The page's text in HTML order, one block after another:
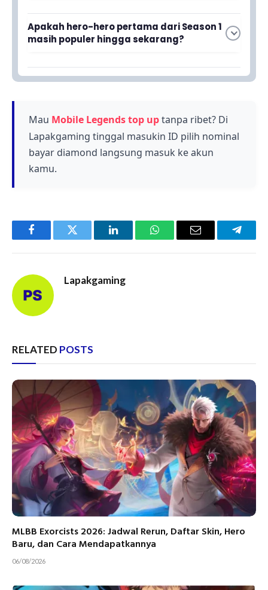
Saat ini ada lebih dari 100 hero yang bisa dipilih
pemain di Mobile Legends.
Apakah hero-hero pertama dari Season 1
masih populer hingga sekarang?
Ya, beberapa hero pertama Mobile Legends
Mau Mobile Legends top uptanpa ribet? Di
Lapakgaming tinggal masukin ID pilih nominal
bayar diamond langsung masuk ke akun
kamu.
FacebookTwitter LinkedInWhatsAppEmail
Lapakgaming
RELATED POSTS
MLBB Exorcists 2026: Jadwal Rerun, Daftar Skin, Hero
Baru, dan Cara Mendapatkannya
06/08/2026